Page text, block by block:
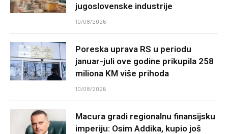
jugoslovenske industrije
10/08/2026
Poreska uprava RS u periodu
januar-juli ove godine prikupila 258
miliona KM više prihoda
10/08/2026
Macura gradi regionalnu finansijsku
imperiju: Osim Addika, kupio još